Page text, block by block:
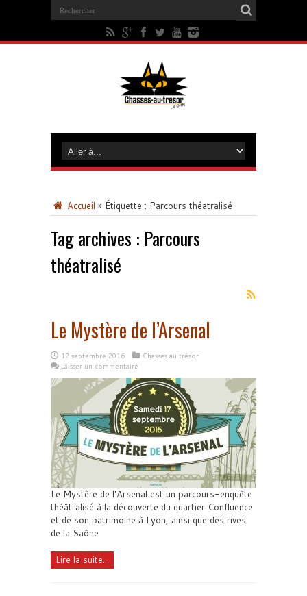
Accueil » Étiquette : Parcours théatralisé
Tag archives : Parcours
théatralisé
Le Mystère de l’Arsenal
12 septembre 2016
Chasses au trésor
Laisser un commentaire
Le Mystère de l'Arsenal est un parcours-enquête
théâtralisé à la découverte du quartier Confluence
et de son patrimoine à Lyon, ainsi que des rives
de la Saône
Lire la suite...